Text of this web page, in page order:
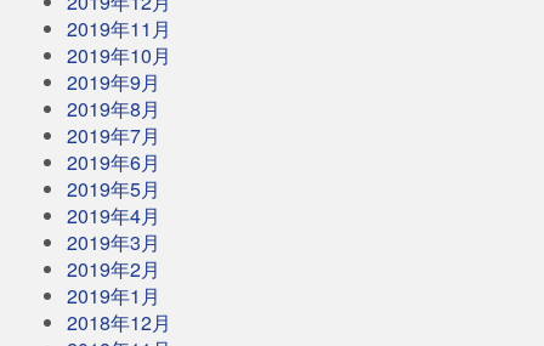
2019年11月
2019年10月
2019年9月
2019年8月
2019年7月
2019年6月
2019年5月
2019年4月
2019年3月
2019年2月
2019年1月
2018年12月